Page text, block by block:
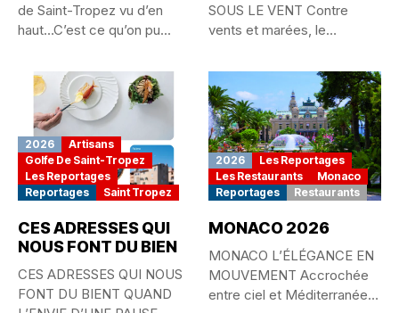
de Saint-Tropez vu d’en
haut…C’est ce qu’on pu...
SOUS LE VENT Contre
vents et marées, le
2026
Artisans
Golfe De Saint-Tropez
Les Reportages
Reportages
Saint Tropez
CES ADRESSES QUI
NOUS FONT DU BIEN
CES ADRESSES QUI NOUS
FONT DU BIENT QUAND
2026
Les Reportages
Les Restaurants
Monaco
Reportages
Restaurants
MONACO 2026
MONACO L’ÉLÉGANCE EN
MOUVEMENT Accrochée
entre ciel et Méditerranée,